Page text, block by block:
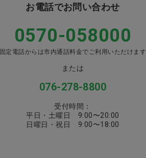
お電話でお問い合わせ
0570-058000
固定電話からは市内通話料金でご利用いただけます
または
076-278-8800
受付時間：
平日・土曜日 9:00〜20:00
日曜日・祝日 9:00〜18:00